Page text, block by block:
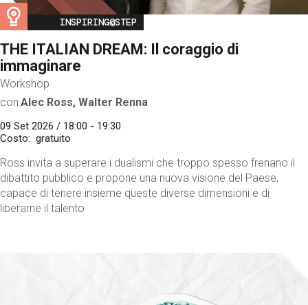
Image
INSPIRING@STEP
THE ITALIAN DREAM: Il coraggio di
immaginare
Workshop
con Alec Ross, Walter Renna
09 Set 2026 / 18:00 - 19:30
Costo
gratuito
Ross invita a superare i dualismi che troppo spesso frenano il
dibattito pubblico e propone una nuova visione del Paese,
capace di tenere insieme queste diverse dimensioni e di
liberarne il talento